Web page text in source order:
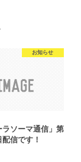
お知らせ
ラソーマ通信」第
信です！